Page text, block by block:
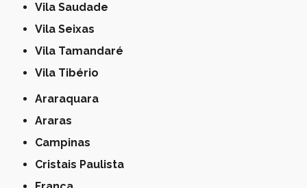
Vila Saudade
Vila Seixas
Vila Tamandaré
Vila Tibério
Araraquara
Araras
Campinas
Cristais Paulista